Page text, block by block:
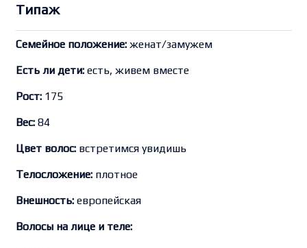
Типаж
Семейное положение: женат/замужем
Есть ли дети: есть, живем вместе
Рост: 175
Вес: 84
Цвет волос: встретимся увидишь
Телосложение: плотное
Внешность: европейская
Волосы на лице и теле: